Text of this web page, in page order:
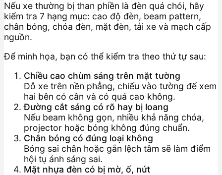
Nếu xe thường bị than phiền là đèn quá chói, hãy
kiểm tra 7 hạng mục: cao độ đèn, beam pattern,
chân bóng, chóa đèn, mặt đèn, tải xe và mạch cấp
nguồn.
Để minh họa, bạn có thể kiểm tra theo thứ tự sau:
Chiều cao chùm sáng trên mặt tường
Đỗ xe trên nền phẳng, chiếu vào tường để xem
hai bên có cân và có quá cao không.
Đường cắt sáng có rõ hay bị loang
Nếu beam không gọn, nhiều khả năng chóa,
projector hoặc bóng không đúng chuẩn.
Chân bóng có đúng loại không
Bóng sai chân hoặc gắn lệch tâm sẽ làm điểm
hội tụ ánh sáng sai.
Mặt nhựa đèn có bị mờ, ố, nứt